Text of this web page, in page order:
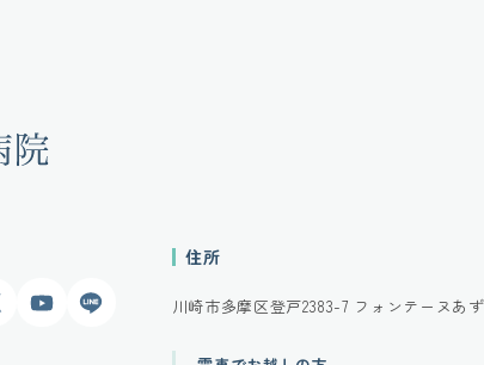
YouTubeLINE
住所
川崎市多摩区登戸2383-7 フォンテーヌあ